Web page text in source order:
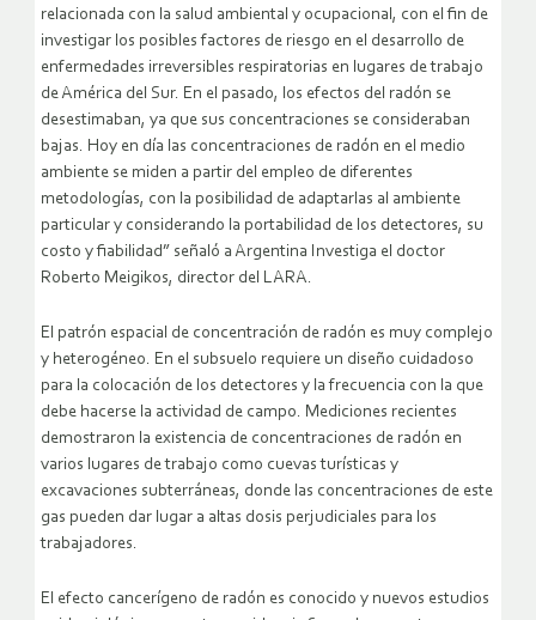
relacionada con la salud ambiental y ocupacional, con el fin de
investigar los posibles factores de riesgo en el desarrollo de
enfermedades irreversibles respiratorias en lugares de trabajo
de América del Sur. En el pasado, los efectos del radón se
desestimaban, ya que sus concentraciones se consideraban
bajas. Hoy en día las concentraciones de radón en el medio
ambiente se miden a partir del empleo de diferentes
metodologías, con la posibilidad de adaptarlas al ambiente
particular y considerando la portabilidad de los detectores, su
costo y fiabilidad” señaló a Argentina Investiga el doctor
Roberto Meigikos, director del LARA.
El patrón espacial de concentración de radón es muy complejo
y heterogéneo. En el subsuelo requiere un diseño cuidadoso
para la colocación de los detectores y la frecuencia con la que
debe hacerse la actividad de campo. Mediciones recientes
demostraron la existencia de concentraciones de radón en
varios lugares de trabajo como cuevas turísticas y
excavaciones subterráneas, donde las concentraciones de este
gas pueden dar lugar a altas dosis perjudiciales para los
trabajadores.
El efecto cancerígeno de radón es conocido y nuevos estudios